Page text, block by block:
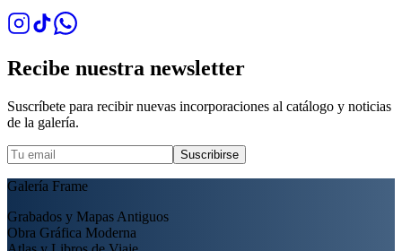
Recibe nuestra newsletter
Suscríbete para recibir nuevas incorporaciones al catálogo y noticias
de la galería.
Suscribirse
Galería Frame
Grabados y Mapas Antiguos
Obra Gráfica Moderna